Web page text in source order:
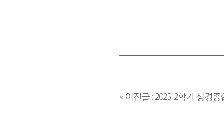
« 이전글 : 2025-2학기 성경